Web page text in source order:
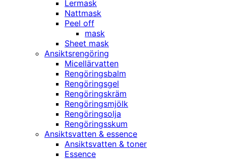
Lermask
Nattmask
Peel off
mask
Sheet mask
Ansiktsrengöring
Micellärvatten
Rengöringsbalm
Rengöringsgel
Rengöringskräm
Rengöringsmjölk
Rengöringsolja
Rengöringsskum
Ansiktsvatten & essence
Ansiktsvatten & toner
Essence